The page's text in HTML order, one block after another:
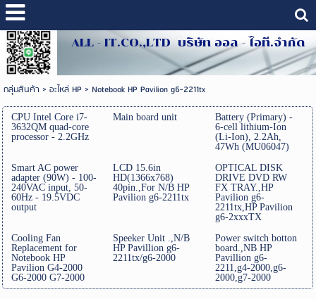
ALL - IT.CO.,LTD บริษัท ออล - ไอที.จำกัด
กลุ่มสินค้า > อะไหล่ HP> Notebook HP Pavilion g6-2211tx
CPU Intel Core i7-
3632QM quad-core
processor - 2.2GHz
Main board unit
Battery (Primary) -
6-cell lithium-Ion
(Li-Ion), 2.2Ah,
47Wh (MU06047)
Smart AC power
adapter (90W) - 100-
240VAC input, 50-
60Hz - 19.5VDC
output
LCD 15.6in
HD(1366x768)
40pin.,For N/B HP
Pavilion g6-2211tx
OPTICAL DISK
DRIVE DVD RW
FX TRAY.,HP
Pavilion g6-
2211tx,HP Pavilion
g6-2xxxTX
Cooling Fan
Replacement for
Notebook HP
Pavilion G4-2000
G6-2000 G7-2000
Speeker Unit .,N/B
HP Pavillion g6-
2211tx/g6-2000
Power switch botton
board.,NB HP
Pavillion g6-
2211,g4-2000,g6-
2000,g7-2000